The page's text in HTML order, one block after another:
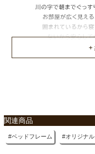
関連商品
ベッドフレーム オリジナル